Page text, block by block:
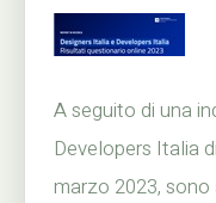
A seguito di una
Developers Italia
marzo 2023,